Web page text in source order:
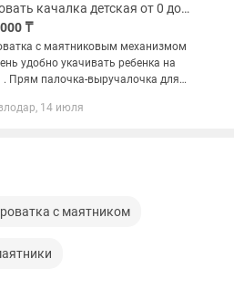
Кровать качалка детская от 0 до 4х
₸
с маятниковым механизмом
удобно укачивать ребенка на
. Прям палочка-выручалочка для
. Кровать в отличном14 июля
с маятником